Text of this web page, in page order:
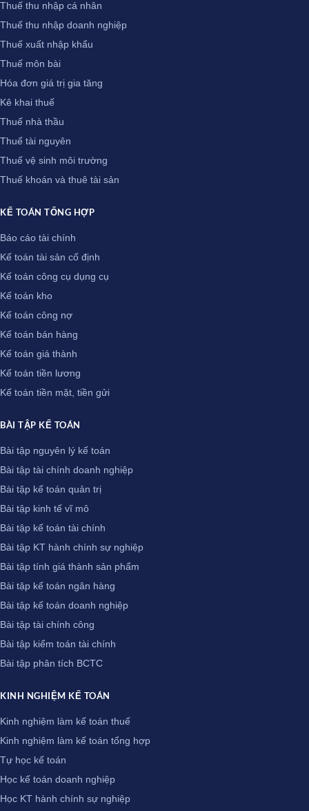
Thuế thu nhập cá nhân
Thuế thu nhập doanh nghiệp
Thuế xuất nhập khẩu
Thuế môn bài
Hóa đơn giá trị gia tăng
Kê khai thuế
Thuế nhà thầu
Thuế tài nguyên
Thuế vệ sinh môi trường
Thuế khoán và thuê tài sản
KẾ TOÁN TỔNG HỢP
Báo cáo tài chính
Kế toán tài sản cố định
Kế toán công cụ dụng cụ
Kế toán kho
Kế toán công nợ
Kế toán bán hàng
Kế toán giá thành
Kế toán tiền lương
Kế toán tiền mặt, tiền gửi
BÀI TẬP KẾ TOÁN
Bài tập nguyên lý kế toán
Bài tập tài chính doanh nghiệp
Bài tập kế toán quản trị
Bài tập kinh tế vĩ mô
Bài tập kế toán tài chính
Bài tập KT hành chính sự nghiệp
Bài tập tính giá thành sản phẩm
Bài tập kế toán ngân hàng
Bài tập kế toán doanh nghiệp
Bài tập tài chính công
Bài tập kiểm toán tài chính
Bài tập phân tích BCTC
KINH NGHIỆM KẾ TOÁN
Kinh nghiệm làm kế toán thuế
Kinh nghiệm làm kế toán tổng hợp
Tự học kế toán
Học kế toán doanh nghiệp
Học KT hành chính sự nghiệp